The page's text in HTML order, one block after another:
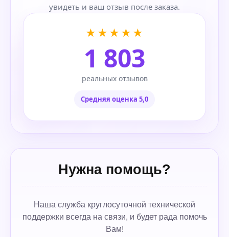
увидеть и ваш отзыв после заказа.
★★★★★
1 803
реальных отзывов
Средняя оценка 5,0
Нужна помощь?
Наша служба круглосуточной технической
поддержки всегда на связи, и будет рада помочь
Вам!